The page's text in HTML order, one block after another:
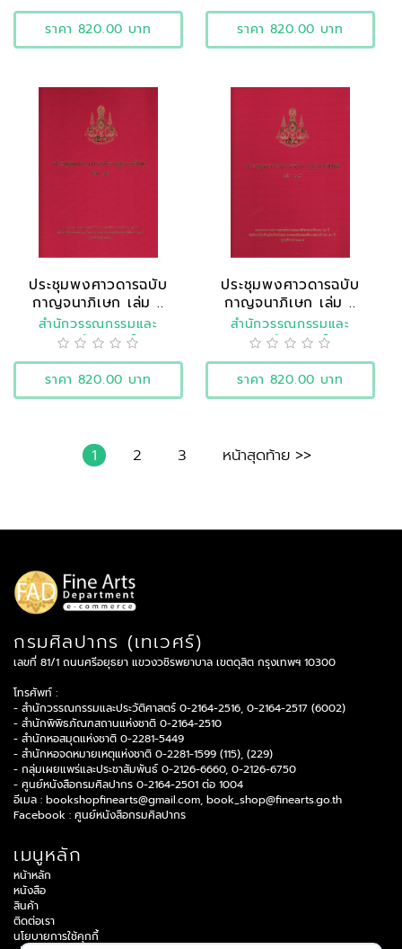
ราคา 820.00 บาท ราคา 820.00 บาท
ประชุมพงศาวดารฉบับ
กาญจนาภิเษก เล่ม ..
สำนักวรรณกรรมและ
ประวัติศาสตร์
ราคา 820.00 บาท
ประชุมพงศาวดารฉบับ
กาญจนาภิเษก เล่ม ..
สำนักวรรณกรรมและ
ประวัติศาสตร์
ราคา 820.00 บาท
1 2 3 หน้าสุดท้าย >>
กรมศิลปากร (เทเวศร์)
เลขที่ 81/1 ถนนศรีอยุธยา แขวงวชิรพยาบาล เขตดุสิต กรุงเทพฯ 10300
โทรศัพท์ :
- สำนักวรรณกรรมและประวัติศาสตร์ 0-2164-2516, 0-2164-2517 (6002)
- สำนักพิพิธภัณฑสถานแห่งชาติ 0-2164-2510
- สำนักหอสมุดแห่งชาติ 0-2281-5449
- สำนักหอจดหมายเหตุแห่งชาติ 0-2281-1599 (115), (229)
- กลุ่มเผยแพร่และประชาสัมพันธ์ 0-2126-6660, 0-2126-6750
- ศูนย์หนังสือกรมศิลปากร 0-2164-2501 ต่อ 1004
อีเมล : bookshopfinearts@gmail.com, book_shop@finearts.go.th
Facebook : ศูนย์หนังสือกรมศิลปากร
เมนูหลัก
หน้าหลัก
หนังสือ
สินค้า
ติดต่อเรา
นโยบายการใช้คุกกี้